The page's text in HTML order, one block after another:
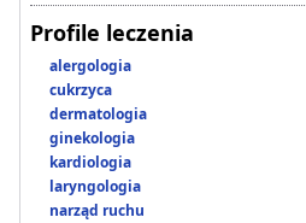
Profile leczenia
alergologia
cukrzyca
dermatologia
ginekologia
kardiologia
laryngologia
narząd ruchu